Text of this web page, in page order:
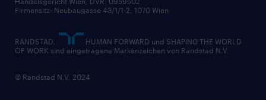
Firmensitz: Neubaugasse 43/1/1-2, 1070 Wien
RANDSTAD,
HUMAN FORWARD und SHAPING THE WORLD
OF WORK sind eingetragene Markenzeichen von Randstad N.V.
© Randstad N.V. 2024